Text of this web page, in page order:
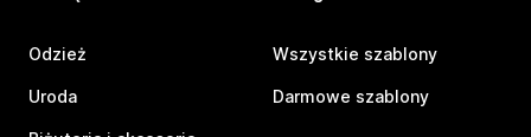
Odzież
Uroda
Wszystkie szablony
Darmowe szablony